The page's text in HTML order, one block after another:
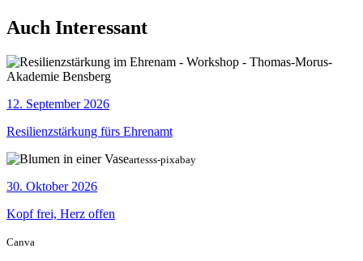
Auch Interessant
12. September 2026
Resilienzstärkung fürs Ehrenamt
artesss-pixabay
30. Oktober 2026
Kopf frei, Herz offen
Canva